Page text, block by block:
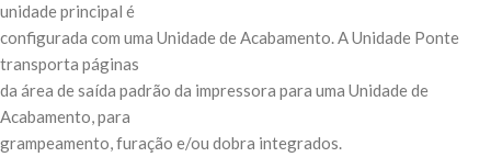
unidade principal é
configurada com uma Unidade de Acabamento. A Unidade Ponte
transporta páginas
da área de saída padrão da impressora para uma Unidade de
Acabamento, para
grampeamento, furação e/ou dobra integrados.